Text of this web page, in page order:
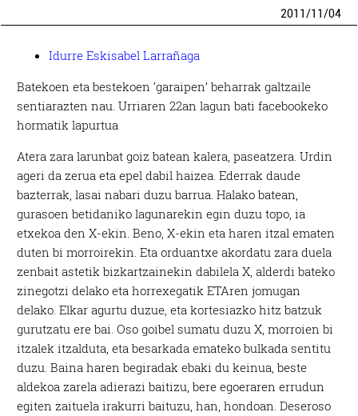
2011/11/04
Idurre Eskisabel Larrañaga
Batekoen eta bestekoen ‘garaipen’ beharrak galtzaile
sentiarazten nau. Urriaren 22an lagun bati facebookeko
hormatik lapurtua
Atera zara larunbat goiz batean kalera, paseatzera. Urdin
ageri da zerua eta epel dabil haizea. Ederrak daude
bazterrak, lasai nabari duzu barrua. Halako batean,
gurasoen betidaniko lagunarekin egin duzu topo, ia
etxekoa den X-ekin. Beno, X-ekin eta haren itzal ematen
duten bi morroirekin. Eta orduantxe akordatu zara duela
zenbait astetik bizkartzainekin dabilela X, alderdi bateko
zinegotzi delako eta horrexegatik ETAren jomugan
delako. Elkar agurtu duzue, eta kortesiazko hitz batzuk
gurutzatu ere bai. Oso goibel sumatu duzu X, morroien bi
itzalek itzalduta, eta besarkada emateko bulkada sentitu
duzu. Baina haren begiradak ebaki du keinua, beste
aldekoa zarela adierazi baitizu, bere egoeraren errudun
egiten zaituela irakurri baituzu, han, hondoan. Deseroso